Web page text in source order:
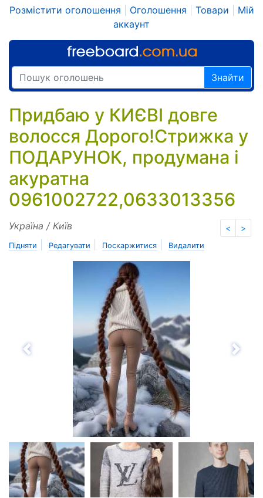
Розмістити оголошення Оголошення Товари
Мій
аккаунт
Знайти
Придбаю у КИЄВІ довге
волосся Дорого!Стрижка у
ПОДАРУНОК, продумана і
акуратна
0961002722,0633013356
< >
Україна / Київ
Підняти Редагувати Поскаржитися Видалити
Назад